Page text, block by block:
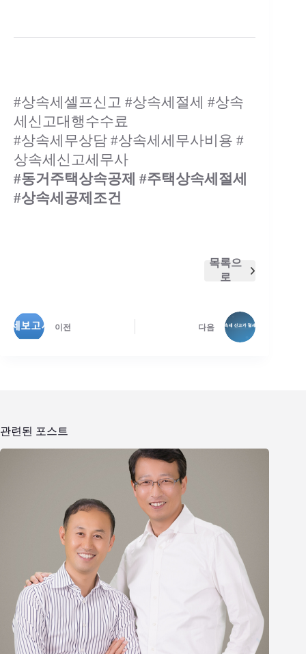
#상속세셀프신고 #상속세절세 #상속
세신고대행수수료
#상속세무상담 #상속세세무사비용 #
상속세신고세무사
#동거주택상속공제 #주택상속세절세
#상속세공제조건
목록으
로
이전 다음
관련된 포스트